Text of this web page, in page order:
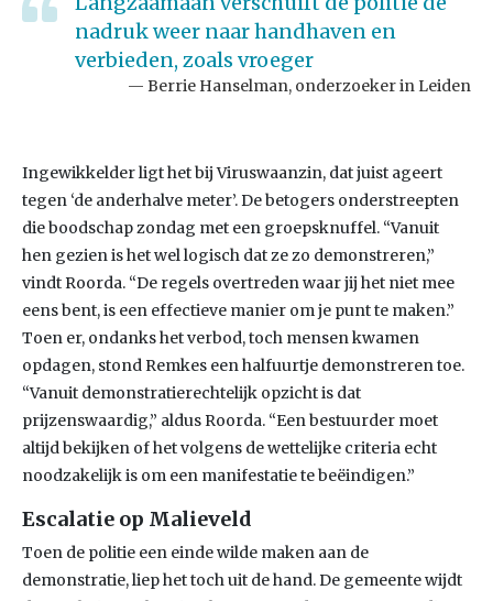
nadruk weer naar handhaven en
verbieden, zoals vroeger
Berrie Hanselman, onderzoeker in Leiden
Ingewikkelder ligt het bij Viruswaanzin, dat juist ageert
tegen ‘de anderhalve meter’. De betogers onderstreepten
die boodschap zondag met een groepsknuffel. “Vanuit
hen gezien is het wel logisch dat ze zo demonstreren,”
vindt Roorda. “De regels overtreden waar jij het niet mee
eens bent, is een effectieve manier om je punt te maken.”
Toen er, ondanks het verbod, toch mensen kwamen
opdagen, stond Remkes een halfuurtje demonstreren toe.
“Vanuit demonstratierechtelijk opzicht is dat
prijzenswaardig,” aldus Roorda. “Een bestuurder moet
altijd bekijken of het volgens de wettelijke criteria echt
noodzakelijk is om een manifestatie te beëindigen.”
Escalatie op Malieveld
Toen de politie een einde wilde maken aan de
demonstratie, liep het toch uit de hand. De gemeente wijdt